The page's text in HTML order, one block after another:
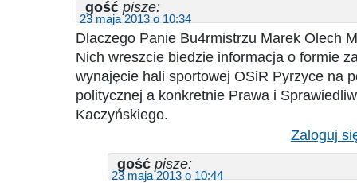
gość pisze:
23 maja 2013 o 10:34
Dlaczego Panie Bu4rmistrzu Marek Olech
Nich wreszcie biedzie informacja o formie
wynajęcie hali sportowej OSiR Pyrzyce na
politycznej a konkretnie Prawa i
Kaczyńskiego.
Zaloguj
gość pisze:
23 maja 2013 o 10:44